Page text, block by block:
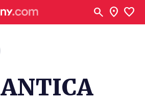
search location_on favorite